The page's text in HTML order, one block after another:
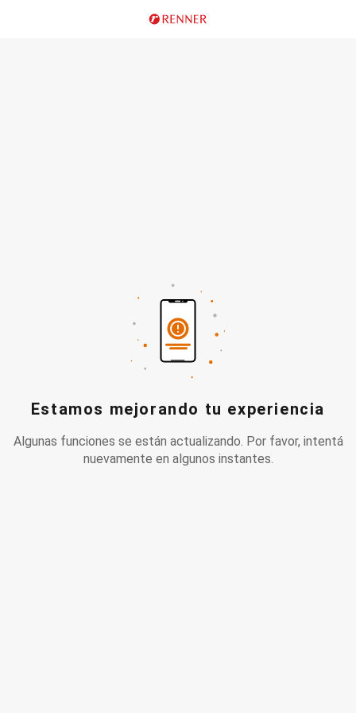
Estamos mejorando tu experiencia
Algunas funciones se están actualizando. Por favor, intentá
nuevamente en algunos instantes.